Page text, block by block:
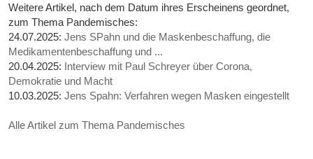
Weitere Artikel, nach dem Datum ihres Erscheinens geordnet,
zum Thema Pandemisches:
24.07.2025:Jens SPahn und die Maskenbeschaffung, die
Medikamentenbeschaffung und ...
20.04.2025: Interview mit Paul Schreyer über Corona,
Demokratie und Macht
10.03.2025:Jens Spahn: Verfahren wegen Masken eingestellt
Alle Artikel zum Thema Pandemisches